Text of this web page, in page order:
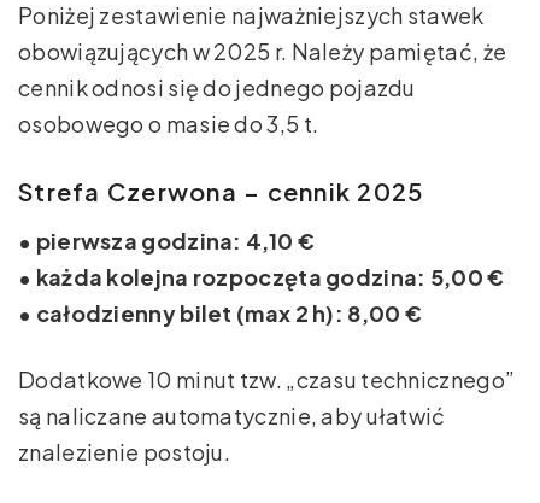
Poniżej zestawienie najważniejszych stawek
obowiązujących w 2025 r. Należy pamiętać, że
cennik odnosi się do jednego pojazdu
osobowego o masie do 3,5 t.
Strefa Czerwona – cennik 2025
• pierwsza godzina: 4,10 €
• każda kolejna rozpoczęta godzina: 5,00 €
• całodzienny bilet (max 2 h): 8,00 €
Dodatkowe 10 minut tzw. „czasu technicznego”
są naliczane automatycznie, aby ułatwić
znalezienie postoju.